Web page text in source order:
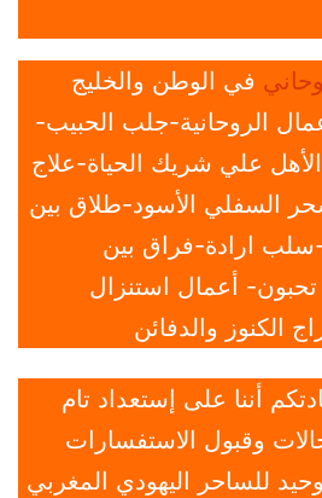
في الوطن والخليج
الروحانية-جلب الحبيب-
علي شريك الحياة-علاج
السفلي الأسود-طلاق بين
ارادة-فراق بين
تحبون- أعمال استنزال
الكنوز والدفائن
أننا على إستعداد تام
وقبول الاستفسارات
للساحر اليهودي المغربي